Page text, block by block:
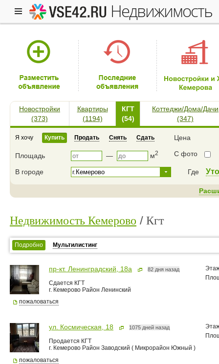
недвижимость
Новостройки
(373)
Квартиры
(1194)
КГТ
(54)
Коттеджи/Дома/Дачи
(347)
Я хочу Купить Продать Снять Сдать Цена
Площадь — м2 С фото
В городе Где
Недвижимость Кемерово Кгт
Подробно Мультилистинг
пр-кт. Ленинградский, 18а 82 дня назад
Сдается КГТ
г. Кемерово Район Ленинский
пожаловаться
ул. Космическая, 18 1075 дней назад
Продается КГТ
г. Кемерово Район Заводский ( Микрорайон Южный )
пожаловаться